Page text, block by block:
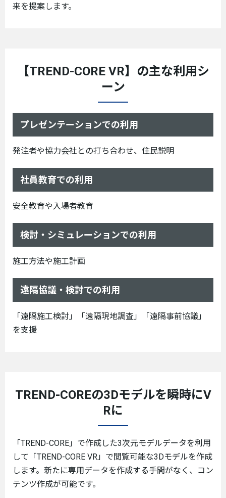
来を提案します。
【TREND-CORE VR】の主な利用シ
ーン
プレゼンテーションでの利用
発注者や協力会社との打ち合わせ、住民説明
社員教育での利用
安全教育や入場者教育
検討・シミュレーションでの利用
施工方法や施工計画
遠隔協議・検討での利用
「遠隔施工検討」「遠隔現地調査」「遠隔事前協議」
を支援
TREND-COREの3Dモデルを瞬時にV
Rに
「TREND-CORE」で作成した3次元モデルデータを利用
して「TREND-CORE VR」で閲覧可能な3Dモデルを作成
します。新たに専用データを作成する手間がなく、コン
テンツ作成が可能です。